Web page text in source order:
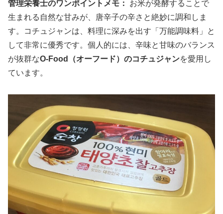
管理栄養士のワンポイントメモ：
お米が発酵することで
生まれる自然な甘みが、唐辛子の辛さと絶妙に調和しま
す。コチュジャンは、料理に深みを出す「万能調味料」と
して非常に優秀です。個人的には、辛味と甘味のバランス
が抜群なO-Food（オーフード）のコチュジャンを愛用し
ています。